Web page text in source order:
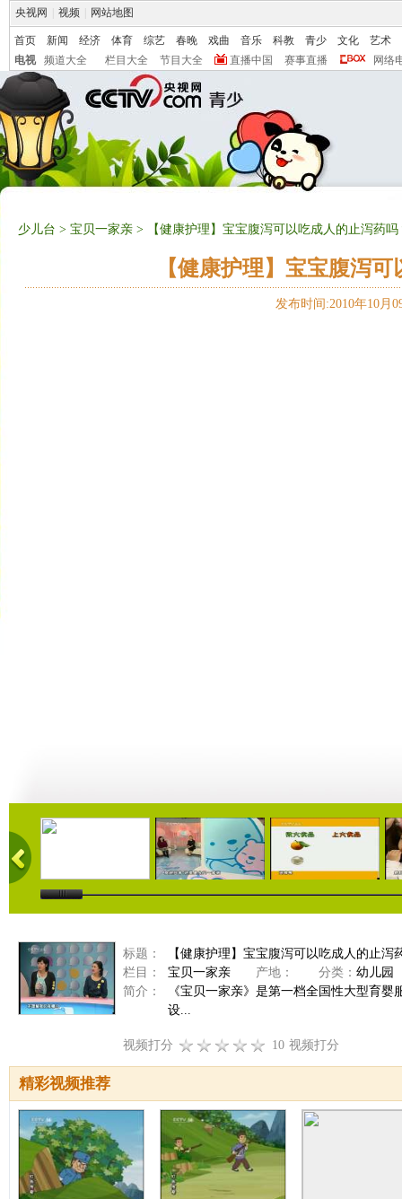
央视网 视频 网站地图
首页 新闻 经济 体育 综艺 春晚 戏曲 音乐 科教 青少 文化
艺术
电视
频道大全 栏目大全 节目大全 直播中国 赛事直播 网络
少儿台 > 宝贝一家亲 > 【健康护理】宝宝腹泻可以吃成人的止泻药吗
【健康护理】宝宝腹泻
发布时间:2010年10月
18:51 07:43 10:19
标题：
【健康护理】宝宝腹泻可以吃成人的止泻
栏目：
宝贝一家亲 产地： 分类： 幼儿园
简介：
《宝贝一家亲》是第一档全国性大型育
设...
视频打分 10 视频打分
精彩视频推荐